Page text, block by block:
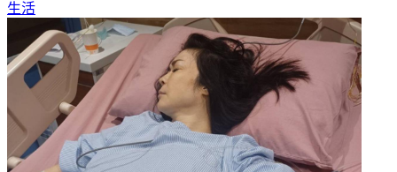
生活